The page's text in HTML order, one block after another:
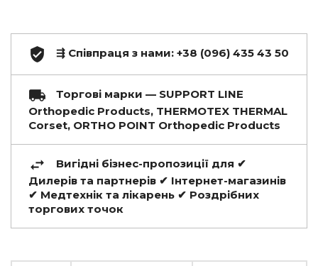
⇶ Співпраця з нами: +38 (096) 435 43 50
Торгові марки — SUPPORT LINE
Orthopedic Products, THERMOTEX THERMAL
Corset, ORTHO POINT Orthopedic Products
Вигідні бізнес-пропозиції для ✔
Дилерів та партнерів ✔ Інтернет-магазинів
✔ Медтехнік та лікарень ✔ Роздрібних
торгових точок